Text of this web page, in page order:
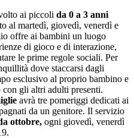
ai piccoli da 0 a 3 anni
al martedì, giovedì, venerdì e
offre ai bambini un luogo
di gioco e di interazione,
le prime regole sociali. Per
dove staccarsi dagli
esclusivo al proprio bambino e
gli altri adulti presenti.
avrà tre pomeriggi dedicati ai
da un genitore. Il servizio
ottobre, ogni giovedì, venerdì